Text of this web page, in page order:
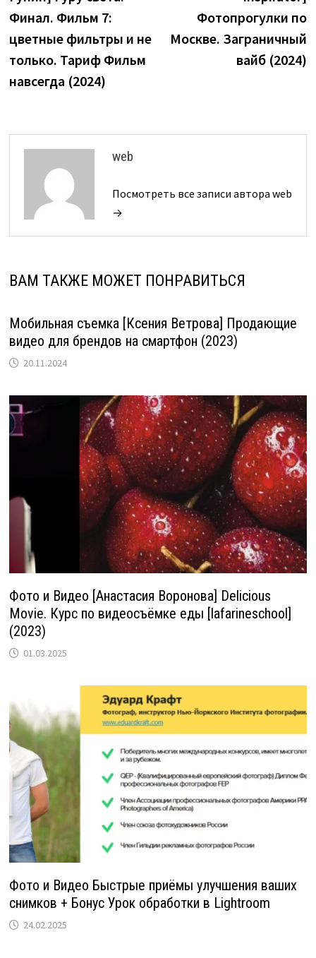
записям
Финал. Фильм 7:
цветные фильтры и не
только. Тариф Фильм
навсегда (2024)
Фотопрогулки по
Москве. Заграничный
вайб (2024)
web
Посмотреть все записи автора web
→
ВАМ ТАКЖЕ МОЖЕТ ПОНРАВИТЬСЯ
Мобильная съемка [Ксения Ветрова] Продающие
видео для брендов на смартфон (2023)
20.11.2024
Фото и Видео [Анастасия Воронова] Delicious
Movie. Курс по видеосъёмке еды [lafarineschool]
(2023)
01.03.2025
Фото и Видео Быстрые приёмы улучшения ваших
снимков + Бонус Урок обработки в Lightroom
24.02.2025